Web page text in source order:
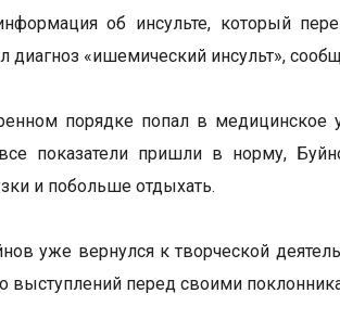
об инсульте, который
диагноз «ишемический инсульт»,
порядке попал в
показатели пришли в норму,
и побольше отдыхать.
уже вернулся к творческой
выступлений перед своими